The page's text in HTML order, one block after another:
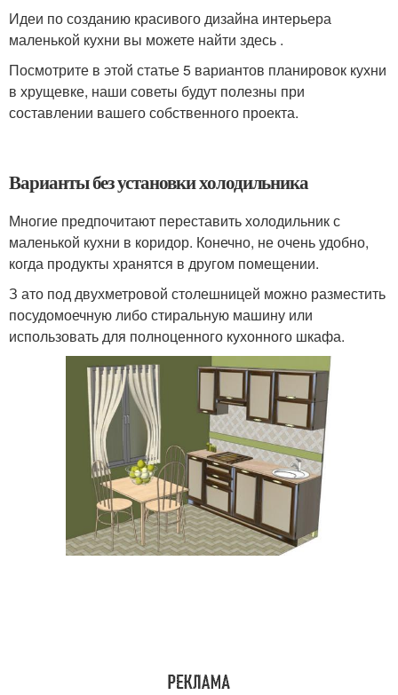
Идеи по созданию красивого дизайна интерьера
маленькой кухни вы можете найти здесь .
Посмотрите в этой статье 5 вариантов планировок кухни
в хрущевке, наши советы будут полезны при
составлении вашего собственного проекта.
Варианты без установки холодильника
Многие предпочитают переставить холодильник с
маленькой кухни в коридор. Конечно, не очень удобно,
когда продукты хранятся в другом помещении.
З ато под двухметровой столешницей можно разместить
посудомоечную либо стиральную машину или
использовать для полноценного кухонного шкафа.